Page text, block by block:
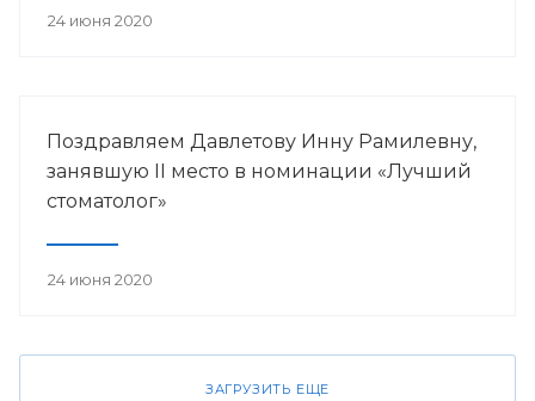
24 июня 2020
Поздравляем Давлетову Инну Рамилевну,
занявшую II место в номинации «Лучший
стоматолог»
24 июня 2020
ЗАГРУЗИТЬ ЕЩЕ